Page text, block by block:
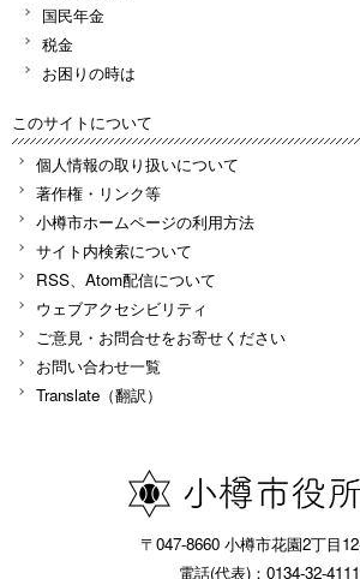
国民年金
税金
お困りの時は
このサイトについて
個人情報の取り扱いについて
著作権・リンク等
小樽市ホームページの利用方法
サイト内検索について
RSS、Atom配信について
ウェブアクセシビリティ
ご意見・お問合せをお寄せください
お問い合わせ一覧
Translate（翻訳）
〒047-8660 小樽市花園2丁目
電話(代表)：0134-32-4111